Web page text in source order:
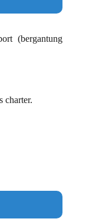
(bergantung
charter.